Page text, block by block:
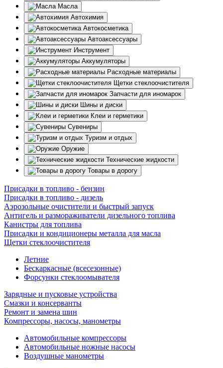
Масла
Автохимия
Автокосметика
Автоаксессуары
Инструмент
Аккумуляторы
Расходные материалы
Щетки стеклоочистителя
Запчасти для иномарок
Шины и диски
Клеи и герметики
Сувениры
Туризм и отдых
Оружие
Технические жидкости
Товары в дорогу
Присадки в топливо - бензин
Присадки в топливо - дизель
Аэрозольные очистители и быстрый запуск
Антигель и размораживатели дизельного топлива
Канистры для топлива
Присадки и кондиционеры металла для масла
Щетки стеклоочистителя
Летние
Бескаркасные (всесезонные)
Форсунки стеклоомывателя
Зарядные и пусковые устройства
Смазки и консерванты
Ремонт и замена шин
Компрессоры, насосы, манометры
Автомобильные компрессоры
Автомобильные ножные насосы
Воздушные манометры